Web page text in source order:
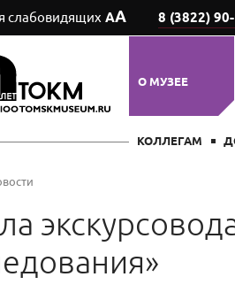
слабовидящих АА 8 (3822)
О МУЗЕЕ
КОЛЛЕГАМ